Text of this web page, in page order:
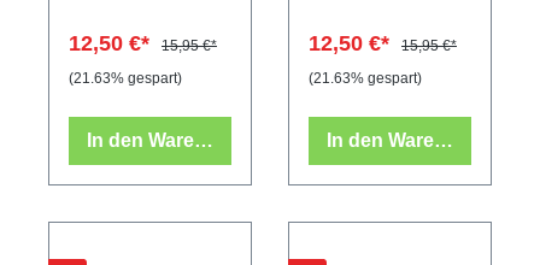
12,50 €*
15,95 €*
(21.63% gespart)
In den Warenkorb
12,50 €*
15,95 €*
(21.63% gespart)
In den Warenkorb